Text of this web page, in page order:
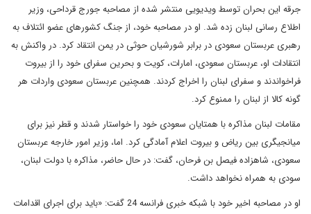
جرقه این بحران توسط ویدیویی منتشر شده از مصاحبه جورج قرداحی، وزیر
اطلاع رسانی لبنان زده شد. او در مصاحبه خود، از جنگ کشورهای عضو ائتلاف به
رهبری عربستان سعودی در برابر شورشیان حوثی در یمن انتقاد کرد. در واکنش به
انتقادات او، عربستان سعودی، امارات، کویت و بحرین سفرای خود را از بیروت
فراخواندند و سفرای لبنان را اخراج کردند. همچنین عربستان سعودی واردات هر
گونه کالا از لبنان را ممنوع کرد.
مقامات لبنان مذاکره با همتایان سعودی خود را خواستار شدند و قطر نیز برای
میانجیگری بین ریاض و بیروت اعلام آمادگی کرد. اما، وزیر امور خارجه عربستان
سعودی، شاهزاده فیصل بن فرحان، گفت: در حال حاضر، مذاکره با دولت لبنان،
سودی به همراه نخواهد داشت.
او در مصاحبه اخیر خود با شبکه خبری فرانسه 24 گفت: «باید برای اجرای اقدامات